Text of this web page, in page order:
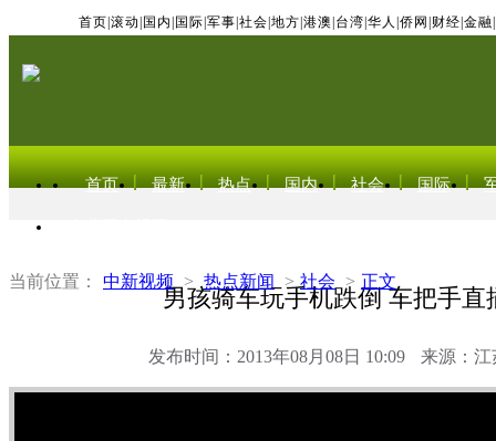
首页 滚动 国内 国际 军事 社会 地方 港澳 台湾 华人 侨网 财经 金融
首页 最新 热点 国内 社会 国际
当前位置： 中新视频 > 热点新闻 > 社会 > 正文
男孩骑车玩手机跌倒 车把手直
发布时间：2013年08月08日 10:09 来源：江